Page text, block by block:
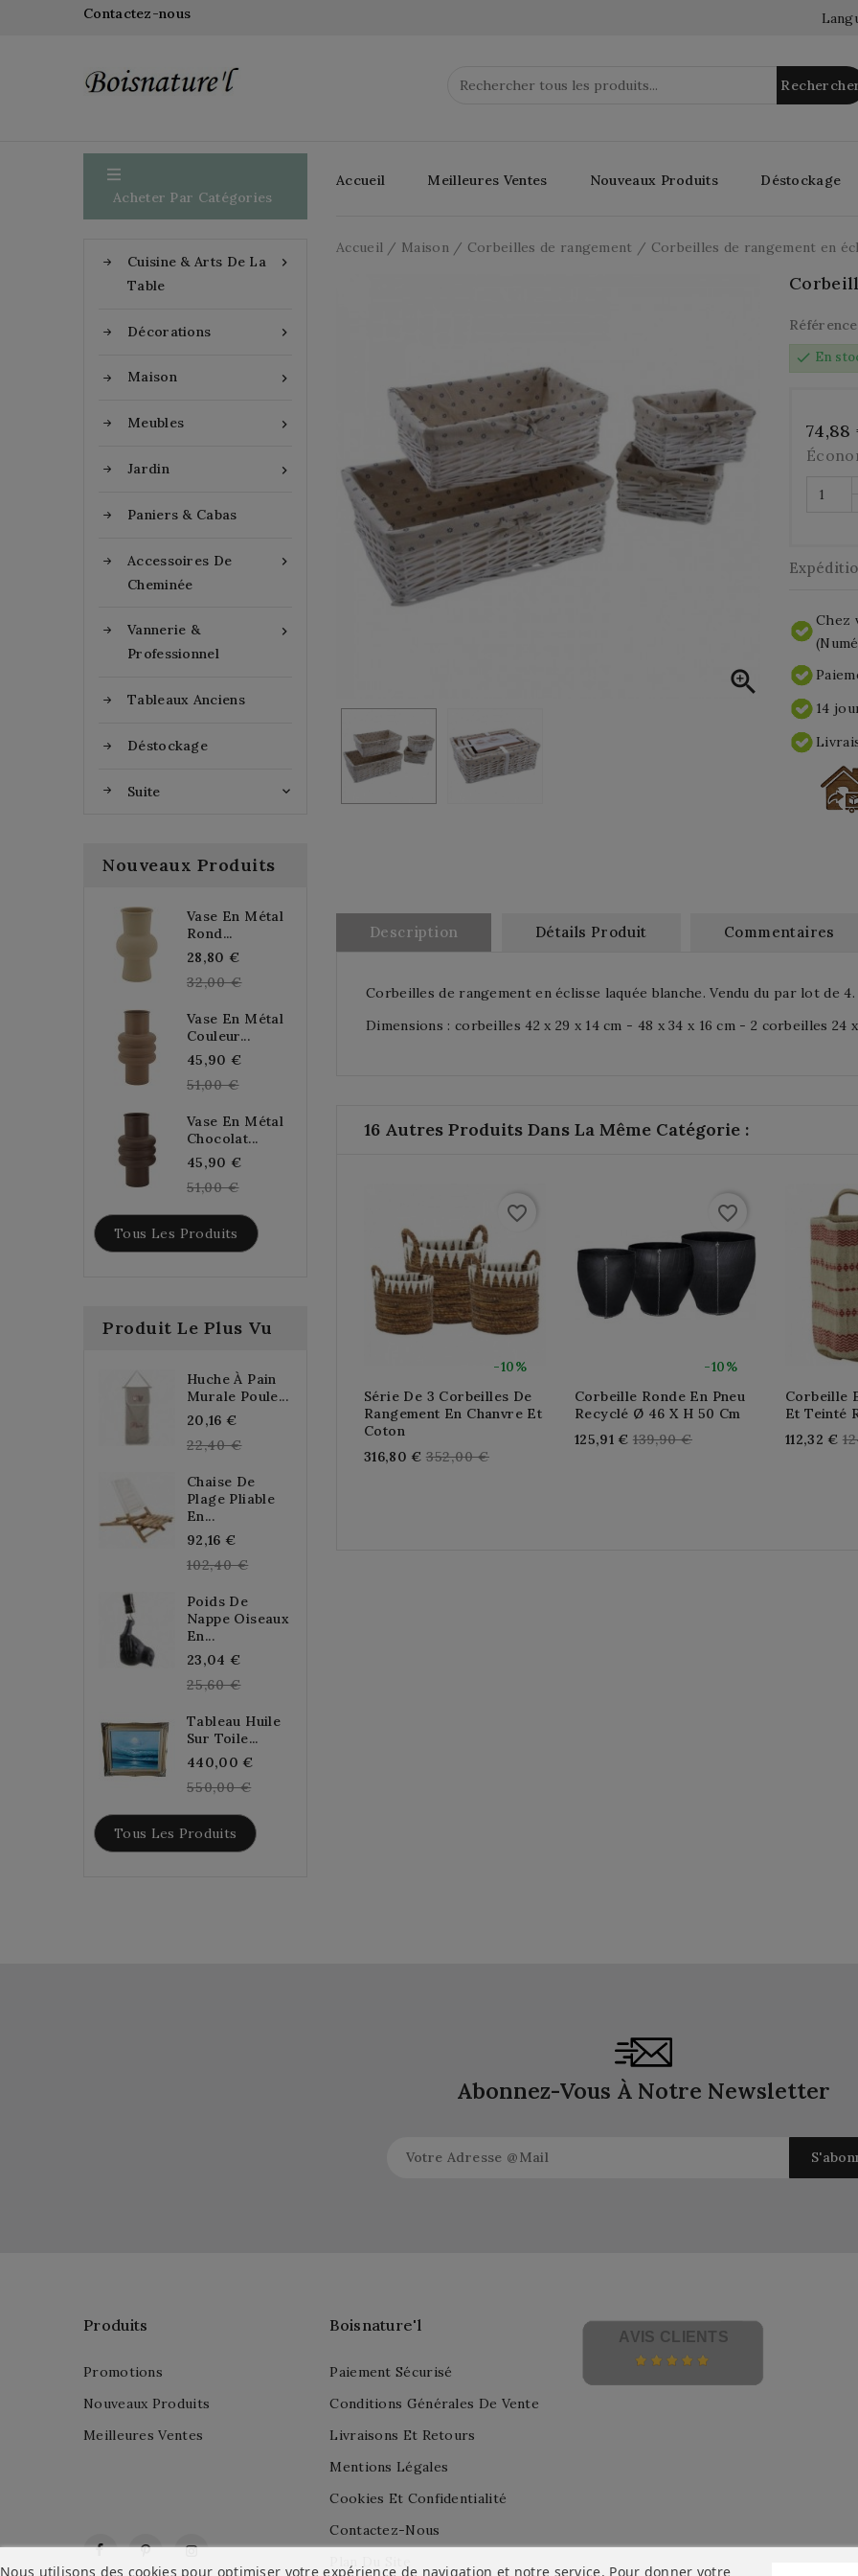
Contactez-nous

Acheter Par Catégories

Cuisine & Arts De La
Table

Décorations

Maison

Meubles

Jardin
Paniers & Cabas

Accessoires De
Cheminée

Vannerie &
Professionnel
Tableaux Anciens
Déstockage
Suite 
Nouveaux Produits
Vase En Métal
Rond...
28,80 €
price
32,00 €
Vase En Métal
Couleur...
45,90 €
51,00 €
Vase En Métal
Chocolat...
45,90 €
51,00 €
Tous Les Produits
Produit Le Plus Vu
Huche À Pain
Murale Poule...
20,16 €
price
22,40 €
Chaise De
Plage Pliable
En...
92,16 €
price
102,40 €
Poids De
Nappe Oiseaux
En...
23,04 €
price
25,60 €
Tableau Huile
Sur Toile...
440,00 €
550,00 €
Tous Les Produits
Accueil Meilleures Ventes Nouveaux Produits Déstockage
Accueil Maison Corbeilles de rangement Corbeilles de rangement en

Référence
check En
74,88
Chez
14
Description Détails Produit Commentaires
Corbeilles de rangement en éclisse laquée blanche. Vendu du par lot de 4.
Dimensions : corbeilles 42 x 29 x 14 cm - 48 x 34 x 16 cm - 2 corbeilles 24 x
16 Autres Produits Dans La Même Catégorie :
-10%
favorite_border
Série De 3 Corbeilles De
Rangement En Chanvre Et
Coton
316,80 € Regular
352,00 €
-10%
favorite_border
Corbeille Ronde En Pneu
Recyclé Ø 46 X H 50 Cm
125,91 € Regular
139,90 €
Corbeille
Et Teinté
112,32 €
Abonnez-Vous À Notre Newsletter
FacebookPinterestInstagram
Produits
Promotions
Nouveaux Produits
Meilleures Ventes
Boisnature'l
Paiement Sécurisé
Conditions Générales De Vente
Livraisons Et Retours
Mentions Légales
Cookies Et Confidentialité
Contactez-Nous
Nous utilisons des cookies pour optimiser votre expérience de navigation et notre service. Pour donner votre
AVIS CLIENTS